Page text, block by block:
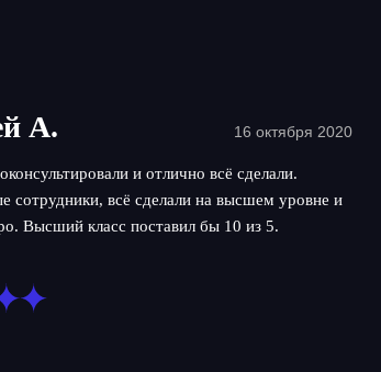
А. 16 октября 2020
и отлично всё сделали.
сотрудники, всё сделали на высшем уровне и
Высший класс поставил бы 10 из 5.